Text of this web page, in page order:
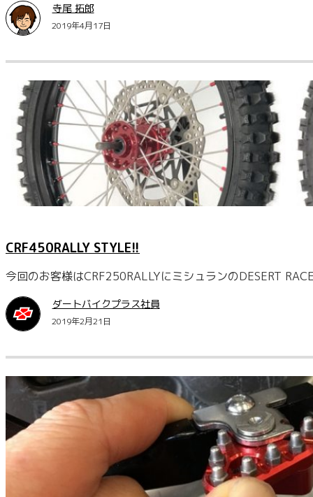
寺尾 拓郎
2019年4月17日
CRF450RALLY STYLE!!
今回のお客様はCRF250RALLYにミシュランのDESERT
ダートバイクプラス社員
2019年2月21日